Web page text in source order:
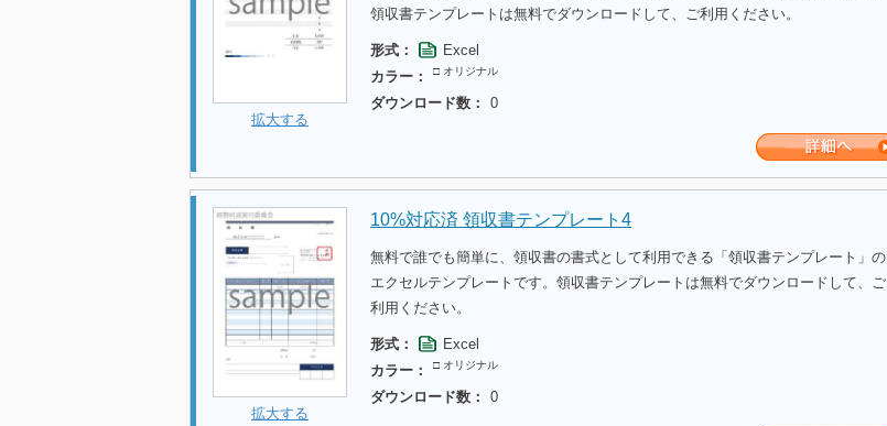
拡大する
領収書テンプレートは無料でダウンロードして、ご利用ください。
形式：
Excel
カラー：
□ オリジナル
ダウンロード数： 0
拡大する
10%対応済 領収書テンプレート4
無料で誰でも簡単に、領収書の書式として利用できる「領収書テンプレート」の
エクセルテンプレートです。領収書テンプレートは無料でダウンロードして、ご
利用ください。
形式：
Excel
カラー：
□ オリジナル
ダウンロード数： 0